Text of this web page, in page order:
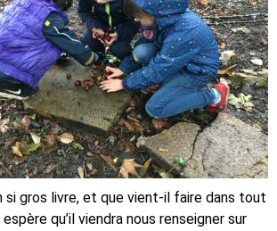
si gros livre, et que vient-il faire dans tout
qu’il viendra nous renseigner sur